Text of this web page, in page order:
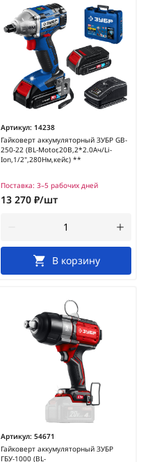
Артикул: 14238
Гайковерт аккумуляторный ЗУБР GB-
250-22 (BL-Motor,20В,2*2.0Ач/Li-
Ion,1/2",280Нм,кейс) **
Поставка: 3–5 рабочих дней
13 270 ₽/шт
В корзину
Артикул: 54671
Гайковерт аккумуляторный ЗУБР
ГБУ-1000 (BL-